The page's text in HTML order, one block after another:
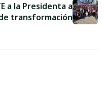
a la Presidenta a
transformación